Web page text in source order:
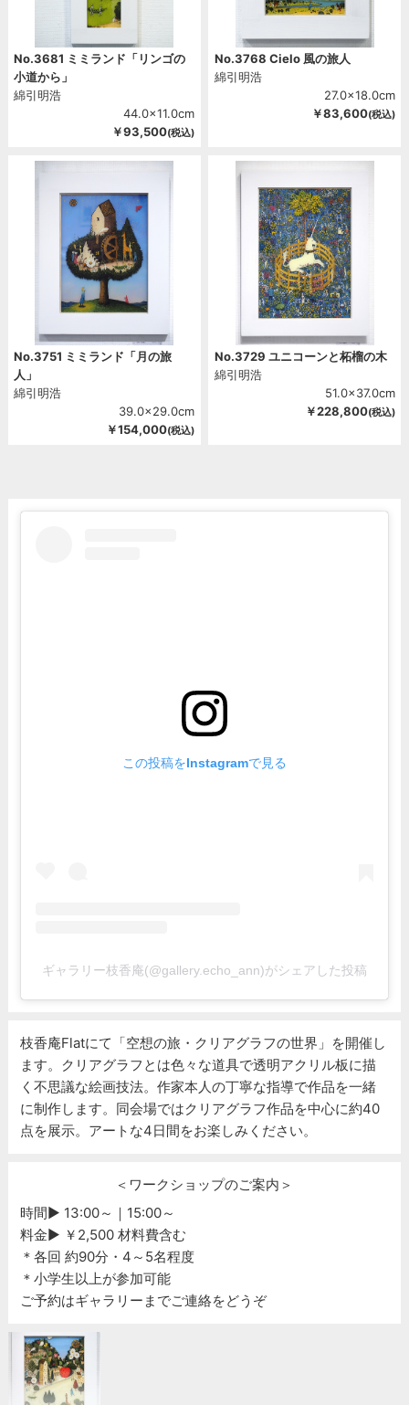
No.3681 ミミランド「リンゴの
小道から」
綿引明浩
44.0x11.0cm
￥93,500(税込)
No.3768 Cielo 風の旅人
綿引明浩
27.0x18.0cm
￥83,600(税込)
No.3751 ミミランド「月の旅
人」
綿引明浩
39.0x29.0cm
￥154,000(税込)
No.3729 ユニコーンと柘榴の木
綿引明浩
51.0x37.0cm
￥228,800(税込)
この投稿をInstagramで見る
ギャラリー枝香庵(@gallery.echo_ann)がシェアした投稿
枝香庵Flatにて「空想の旅・クリアグラフの世界」を開催し
ます。クリアグラフとは色々な道具で透明アクリル板に描
く不思議な絵画技法。作家本人の丁寧な指導で作品を一緒
に制作します。同会場ではクリアグラフ作品を中心に約40
点を展示。アートな4日間をお楽しみください。
＜ワークショップのご案内＞
時間▶ 13:00～｜15:00～
料金▶ ￥2,500 材料費含む
＊各回 約90分・4～5名程度
＊小学生以上が参加可能
ご予約はギャラリーまでご連絡をどうぞ